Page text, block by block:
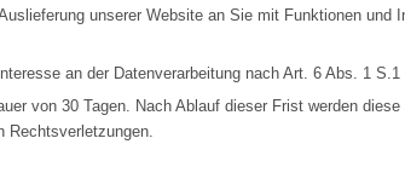
unserer Website an Sie mit Funktionen
an der Datenverarbeitung nach Art. 6 Abs. 1
von 30 Tagen. Nach Ablauf dieser Frist werden
Rechtsverletzungen.